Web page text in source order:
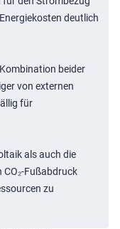
deutlich
beider
von externen
für
als auch die
Fußabdruck
zu